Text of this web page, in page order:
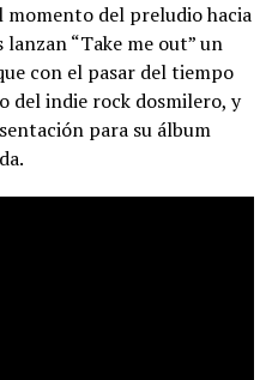
momento del preludio hacia
“Take me out” un
con el pasar del tiempo
del indie rock dosmilero, y
para su álbum